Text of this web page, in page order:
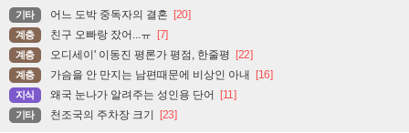
기타 어느 도박 중독자의 결혼 [20]
계층 친구 오빠랑 잤어...ㅠ [7]
계층 오디세이' 이동진 평론가 평점, 한줄평 [22]
계층 가슴을 안 만지는 남편때문에 비상인 아내 [16]
지식 왜국 눈나가 알려주는 성인용 단어 [11]
기타 천조국의 주차장 크기 [23]